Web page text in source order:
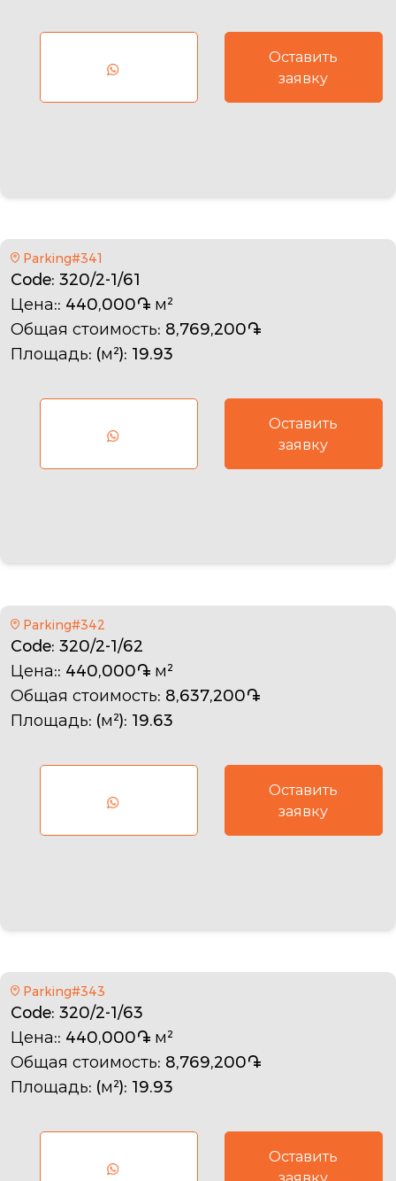
Оставить
заявку
Parking#341
Code: 320/2-1/61
Цена:: 440,000֏ м²
Общая стоимость: 8,769,200֏
Площадь: (м²): 19.93
Оставить
заявку
Parking#342
Code: 320/2-1/62
Цена:: 440,000֏ м²
Общая стоимость: 8,637,200֏
Площадь: (м²): 19.63
Оставить
заявку
Parking#343
Code: 320/2-1/63
Цена:: 440,000֏ м²
Общая стоимость: 8,769,200֏
Площадь: (м²): 19.93
Оставить